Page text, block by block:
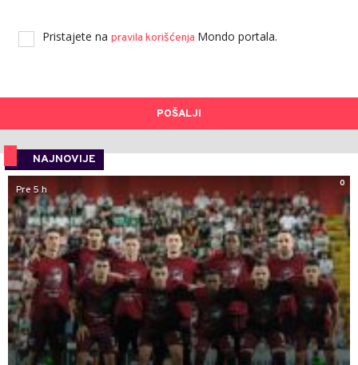
Pristajete na pravila korišćenja Mondo portala.
POŠALJI
NAJNOVIJE
0
Pre 5 h